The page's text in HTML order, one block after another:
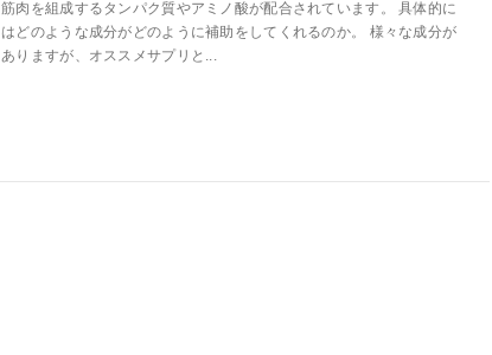
筋肉を組成するタンパク質やアミノ酸が配合されています。 具体的に
はどのような成分がどのように補助をしてくれるのか。 様々な成分が
ありますが、オススメサプリと...